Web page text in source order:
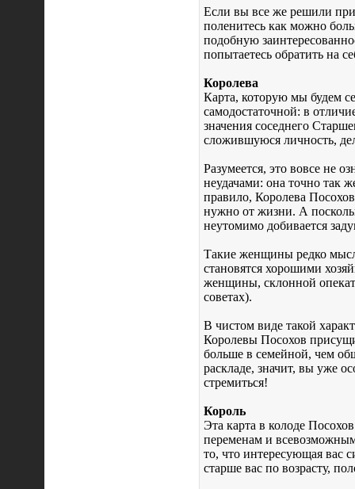
Если вы все же решили
поленитесь как можно
подобную
попытаетесь обратить на
Королева
Карта, которую мы будем
самодостаточной: в
значения соседнего
сложившуюся личность,
Разумеется, это вовсе не
неудачами: она точно так
правило, Королева
нужно от жизни. А
неутомимо добивается
Такие женщины редко
становятся хорошими
женщины, склонной
советах).
В чистом виде такой
Королевы Посохов
больше в семейной, чем
раскладе, значит, вы уже
стремиться!
Король
Эта карта в колоде
переменам и
то, что интересующая вас
старше вас по возрасту,